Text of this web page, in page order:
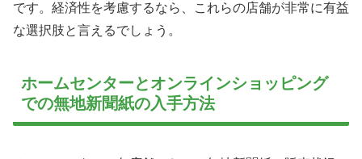
です。経済性を考慮するなら、これらの店舗が非常に有益
な選択肢と言えるでしょう。
ホームセンターとオンラインショッピング
での無地新聞紙の入手方法